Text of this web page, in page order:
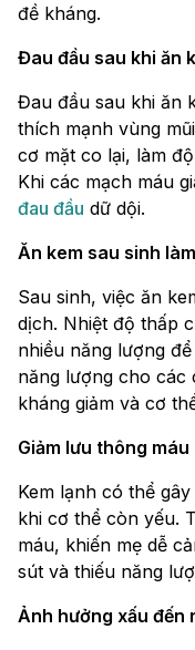
đề kháng.
Đau đầu sau khi ăn
Đau đầu sau khi ăn
thích mạnh vùng
cơ mặt co lại, làm
Khi các mạch máu
đau đầu dữ dội.
Ăn kem sau sinh
Sau sinh, việc ăn
dịch. Nhiệt độ thấp
nhiều năng lượng
năng lượng cho các
kháng giảm và cơ
Giảm lưu thông máu
Kem lạnh có thể
khi cơ thể còn yếu.
máu, khiến mẹ dễ
sút và thiếu năng
Ảnh hưởng xấu đến